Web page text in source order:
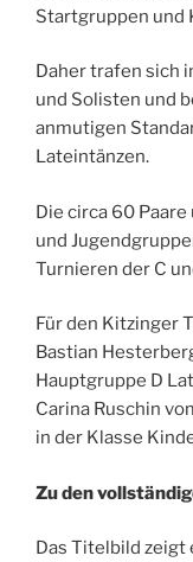
Startgruppen und
Daher trafen sich
und Solisten und
anmutigen
Lateintänzen.
Die circa 60
und
Turnieren der C
Für den Kitzinger
Bastian
Hauptgruppe D
Carina Ruschin
in der Klasse
Zu den
Das Titelbild zeigt